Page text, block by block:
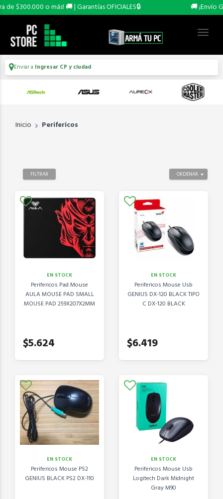
más! 🚚 | Garantías OFICIALES🔒 🚚 ¡Envío GRATIS a
Enviar a Ingresar CP y ciudad
Inicio Perifericos
ORDENAR
FILTRAR
EN STOCK
Perifericos Pad Mouse
AULA MOUSE PAD SMALL
MOUSE PAD 259X207X2MM
$5.624
EN STOCK
Perifericos Mouse Usb
GENIUS DX-120 BLACK TIPO
C DX-120 BLACK
$6.419
EN STOCK
Perifericos Mouse PS2
GENIUS BLACK PS2 DX-110
EN STOCK
Perifericos Mouse Usb
Logitech Dark Midnight
Gray M90